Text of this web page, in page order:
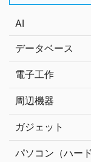
AI
データベース
電子工作
周辺機器
ガジェット
パソコン（ハード